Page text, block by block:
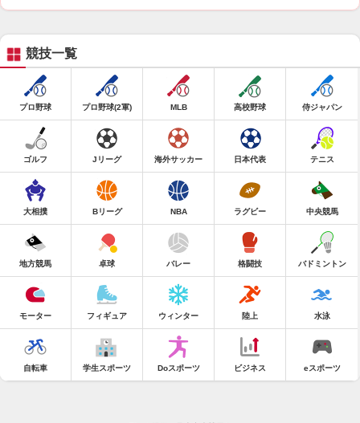
競技一覧
プロ野球 プロ野球(2軍) MLB 高校野球 侍ジャパン
ゴルフ Jリーグ 海外サッカー 日本代表 テニス
大相撲 Bリーグ NBA ラグビー 中央競馬
地方競馬 卓球 バレー 格闘技 バドミントン
モーター フィギュア ウィンター 陸上 水泳
自転車 学生スポーツ Doスポーツ ビジネス eスポーツ